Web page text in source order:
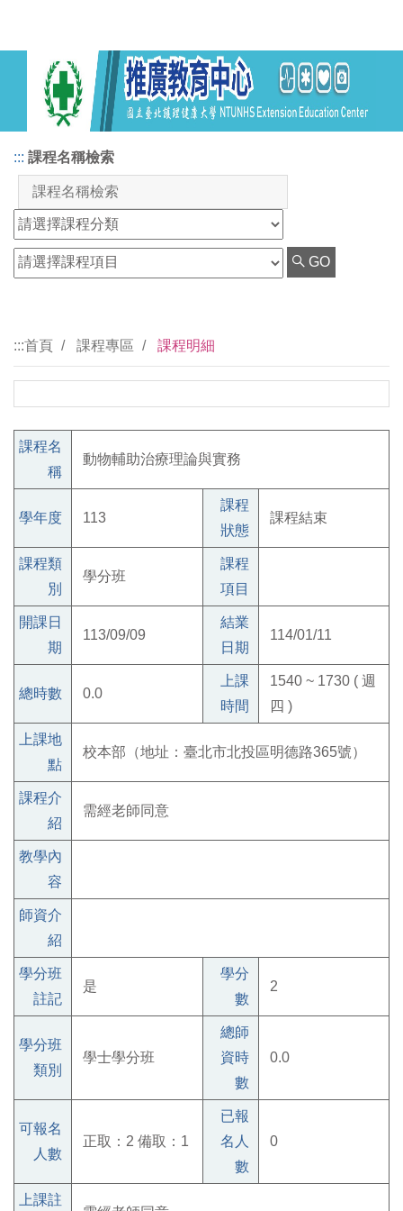
::: 課程名稱檢索
GO
:::首頁 課程專區 課程明細
課程名
稱
動物輔助治療理論與實務
學年度 113
課程
狀態
課程結束
課程類
別
學分班
課程
項目
開課日
期
113/09/09
結業
日期
114/01/11
總時數 0.0
上課
時間
1540 ~ 1730 ( 週
四 )
上課地
點
校本部（地址：臺北市北投區明德路365號）
課程介
紹
需經老師同意
教學內
容
師資介
紹
學分班
註記
是
學分
數
2
學分班
類別
學士學分班
總師
資時
數
0.0
可報名
人數
正取：2 備取：1
已報
名人
數
0
上課註